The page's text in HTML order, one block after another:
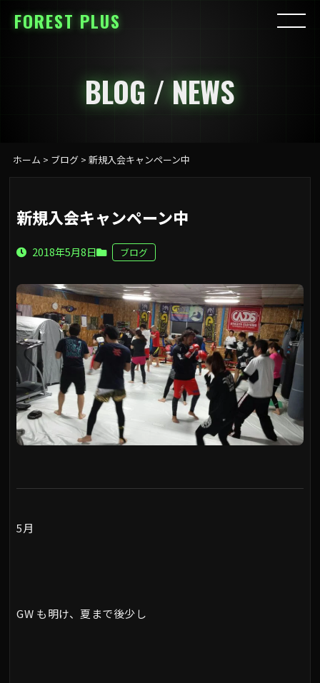
FOREST PLUS
BLOG / NEWS
ホーム > ブログ> 新規入会キャンペーン中
新規入会キャンペーン中
2018年5月8日 ブログ
5月
GW も明け、夏まで後少し